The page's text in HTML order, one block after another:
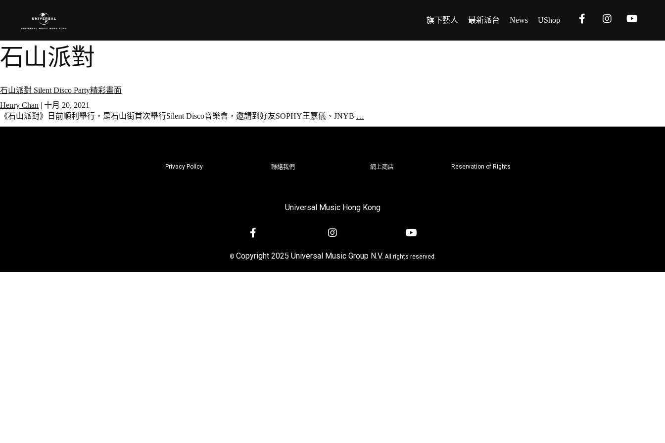
旗下藝人 最新派台 News UShop
石山派對
石山派對 Silent Disco Party精彩畫面
Henry Chan | 十月 20, 2021
《石山派對》日前順利舉行，是石山街首次舉行Silent Disco音樂會，邀請到好友SOPHY王嘉儀、JNYB …
Privacy Policy 聯絡我們 網上商店 Reservation of Rights
Universal Music Hong Kong
© Copyright 2025 Universal Music Group N.V. All rights reserved.